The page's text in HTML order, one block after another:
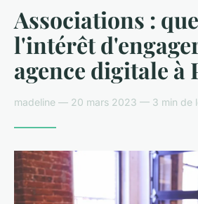
Associations :
l'intérêt
agence digitale à
madeline — 20 mars 2023 — 3 min de